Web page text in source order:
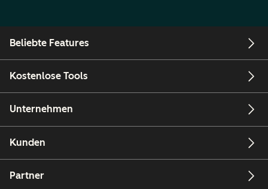
Beliebte Features
Kostenlose Tools
Unternehmen
Kunden
Partner